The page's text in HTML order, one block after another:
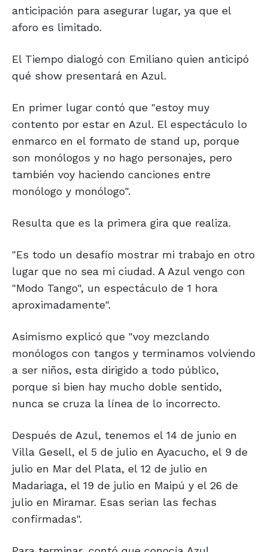
anticipación para asegurar lugar, ya que el
aforo es limitado.
El Tiempo dialogó con Emiliano quien anticipó
qué show presentará en Azul.
En primer lugar contó que "estoy muy
contento por estar en Azul. El espectáculo lo
enmarco en el formato de stand up, porque
son monólogos y no hago personajes, pero
también voy haciendo canciones entre
monólogo y monólogo".
Resulta que es la primera gira que realiza.
"Es todo un desafío mostrar mi trabajo en otro
lugar que no sea mi ciudad. A Azul vengo con
"Modo Tango", un espectáculo de 1 hora
aproximadamente".
Asimismo explicó que "voy mezclando
monólogos con tangos y terminamos volviendo
a ser niños, esta dirigido a todo público,
porque si bien hay mucho doble sentido,
nunca se cruza la línea de lo incorrecto.
Después de Azul, tenemos el 14 de junio en
Villa Gesell, el 5 de julio en Ayacucho, el 9 de
julio en Mar del Plata, el 12 de julio en
Madariaga, el 19 de julio en Maipú y el 26 de
julio en Miramar. Esas serian las fechas
confirmadas".